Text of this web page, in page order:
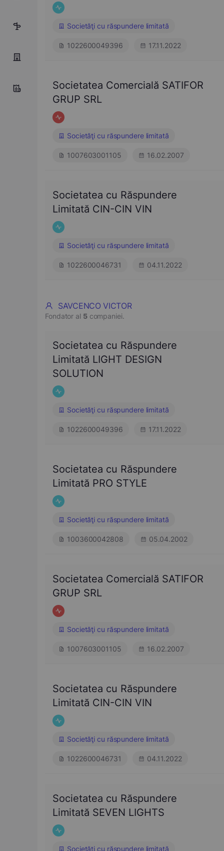
5
Societăţi cu răspundere limitată
1022600049396 17.11.2022
Societatea Comercială SATIFOR
GRUP SRL
Societăţi cu răspundere limitată
1007603001105 16.02.2007
Societatea cu Răspundere
Limitată CIN-CIN VIN
Societăţi cu răspundere limitată
1022600046731 04.11.2022
SAVCENCO VICTOR
Fondator al 5companiei.
Societatea cu Răspundere
Limitată LIGHT DESIGN
SOLUTION
Societăţi cu răspundere limitată
1022600049396 17.11.2022
Societatea cu Răspundere
Limitată PRO STYLE
Societăţi cu răspundere limitată
1003600042808 05.04.2002
Societatea Comercială SATIFOR
GRUP SRL
Societăţi cu răspundere limitată
1007603001105 16.02.2007
Societatea cu Răspundere
Limitată CIN-CIN VIN
Societăţi cu răspundere limitată
1022600046731 04.11.2022
Societatea cu Răspundere
Limitată SEVEN LIGHTS
Societăţi cu răspundere limitată